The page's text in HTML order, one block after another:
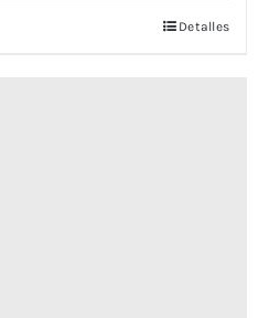
Detalles